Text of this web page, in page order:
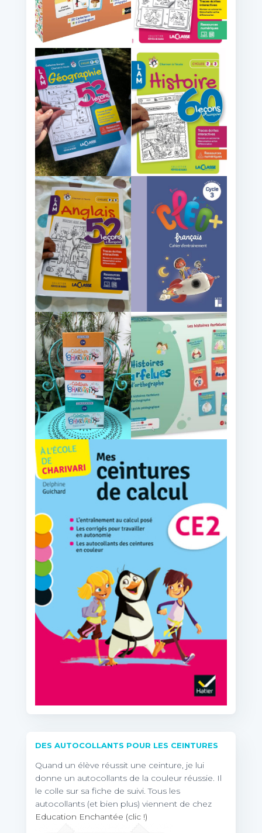
DES AUTOCOLLANTS POUR LES CEINTURES
Quand un élève réussit une ceinture, je lui
donne un autocollants de la couleur réussie. Il
le colle sur sa fiche de suivi. Tous les
autocollants (et bien plus) viennent de chez
Education Enchantée (clic !)